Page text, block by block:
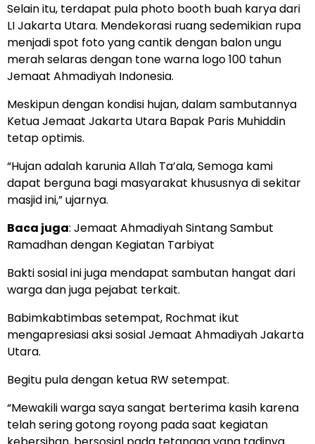
Selain itu, terdapat pula photo booth buah karya dari
LI Jakarta Utara. Mendekorasi ruang sedemikian rupa
menjadi spot foto yang cantik dengan balon ungu
merah selaras dengan tone warna logo 100 tahun
Jemaat Ahmadiyah Indonesia.
Meskipun dengan kondisi hujan, dalam sambutannya
Ketua Jemaat Jakarta Utara Bapak Paris Muhiddin
tetap optimis.
“Hujan adalah karunia Allah Ta’ala, Semoga kami
dapat berguna bagi masyarakat khususnya di sekitar
masjid ini,” ujarnya.
Baca juga: Jemaat Ahmadiyah Sintang Sambut
Ramadhan dengan Kegiatan Tarbiyat
Bakti sosial ini juga mendapat sambutan hangat dari
warga dan juga pejabat terkait.
Babimkabtimbas setempat, Rochmat ikut
mengapresiasi aksi sosial Jemaat Ahmadiyah Jakarta
Utara.
Begitu pula dengan ketua RW setempat.
“Mewakili warga saya sangat berterima kasih karena
telah sering gotong royong pada saat kegiatan